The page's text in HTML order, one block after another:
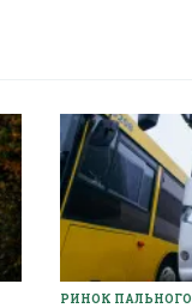
РИНОК ПАЛЬНОГО